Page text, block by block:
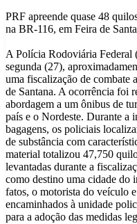
PRF apreende quase 48
na BR-116, em Feira de
A Polícia Rodoviária Federal
segunda (27),
uma fiscalização de combate
de Santana. A ocorrência foi
abordagem a um ônibus de
país e o Nordeste. Durante a
bagagens, os policiais
de substância com
material totalizou 47,750
levantadas durante a
como destino uma cidade do
fatos, o motorista do veículo
encaminhados à unidade
para a adoção das medidas